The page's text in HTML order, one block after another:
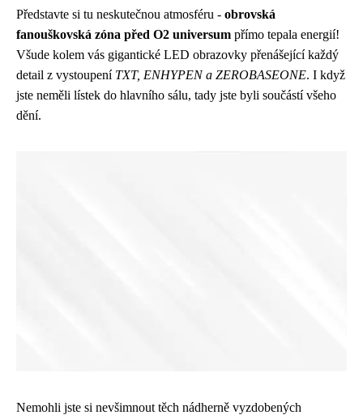
Představte si tu neskutečnou atmosféru - obrovská
fanouškovská zóna před O2 universum přímo tepala energií!
Všude kolem vás gigantické LED obrazovky přenášející každý
detail z vystoupení TXT, ENHYPEN a ZEROBASEONE. I když
jste neměli lístek do hlavního sálu, tady jste byli součástí všeho
dění.
Nemohli jste si nevšimnout těch nádherně vyzdobených